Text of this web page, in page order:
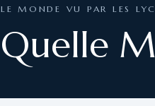
LE MONDE VU PAR LES
Quelle